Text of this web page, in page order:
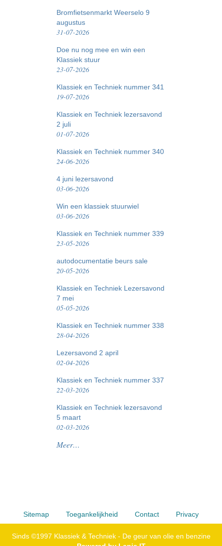
Bromfietsenmarkt Weerselo 9
augustus
31-07-2026
Doe nu nog mee en win een
Klassiek stuur
23-07-2026
Klassiek en Techniek nummer 341
19-07-2026
Klassiek en Techniek lezersavond
2 juli
01-07-2026
Klassiek en Techniek nummer 340
24-06-2026
4 juni lezersavond
03-06-2026
Win een klassiek stuurwiel
03-06-2026
Klassiek en Techniek nummer 339
23-05-2026
autodocumentatie beurs sale
20-05-2026
Klassiek en Techniek Lezersavond
7 mei
05-05-2026
Klassiek en Techniek nummer 338
28-04-2026
Lezersavond 2 april
02-04-2026
Klassiek en Techniek nummer 337
22-03-2026
Klassiek en Techniek lezersavond
5 maart
02-03-2026
Nieuws
Meer…
Sitemap Toegankelijkheid Contact Privacy
Sinds ©1997 Klassiek & Techniek - De geur van olie en benzine